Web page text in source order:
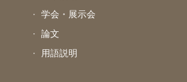
学会・展示会
論文
用語説明